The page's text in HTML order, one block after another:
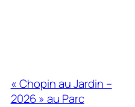
« Chopin au Jardin –
2026 » au Parc